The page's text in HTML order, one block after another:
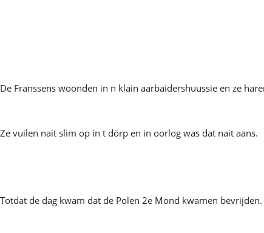
De Franssens woonden in n klain aarbaidershuussie en ze
Ze vuilen nait slim op in t dörp en in oorlog was dat nait aans.
Totdat de dag kwam dat de Polen 2e Mond kwamen bevrijden.